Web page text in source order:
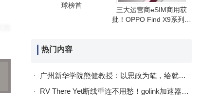
业
球榜首
三大运营商eSIM商用获
批！OPPO Find X9系列首
热门内容
广州新华学院熊健教授：以思政为笔，绘就数据科学育人新画卷
RV There Yet断线重连不用愁！golink加速器助力稳定畅玩房车越野